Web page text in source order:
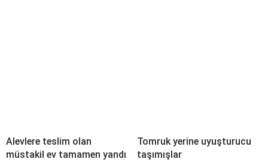
Alevlere teslim olan
müstakil ev tamamen yandı
Tomruk yerine uyuşturucu
taşımışlar